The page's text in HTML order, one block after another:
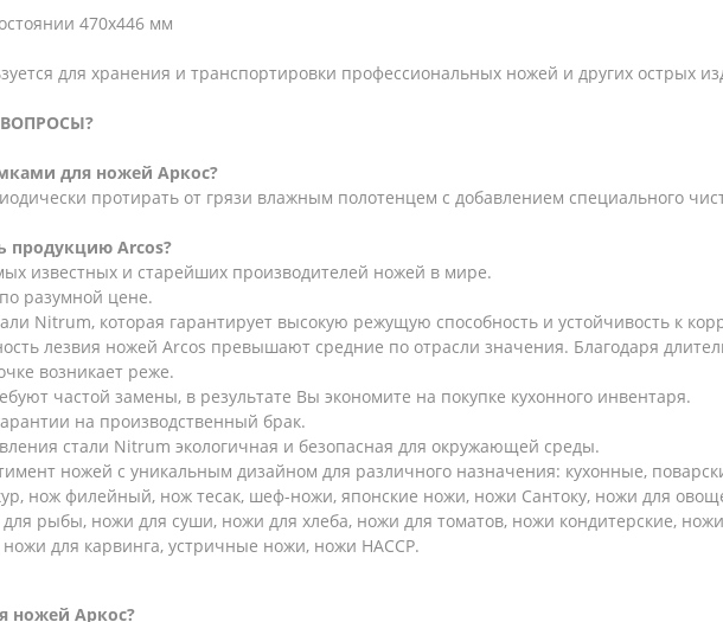
470x446 мм
для хранения и транспортировки профессиональных ножей и других острых
для ножей Аркос?
протирать от грязи влажным полотенцем с добавлением специального
продукцию Arcos?
известных и старейших производителей ножей в мире.
разумной цене.
Nitrum, которая гарантирует высокую режущую способность и устойчивость к
лезвия ножей Arcos превышают средние по отрасли значения. Благодаря
возникает реже.
частой замены, в результате Вы экономите на покупке кухонного инвентаря.
на производственный брак.
стали Nitrum экологичная и безопасная для окружающей среды.
ножей с уникальным дизайном для различного назначения: кухонные,
нож филейный, нож тесак, шеф-ножи, японские ножи, ножи Сантоку, ножи для
рыбы, ножи для суши, ножи для хлеба, ножи для томатов, ножи кондитерские,
для карвинга, устричные ножи, ножи HACCP.
ножей Аркос?